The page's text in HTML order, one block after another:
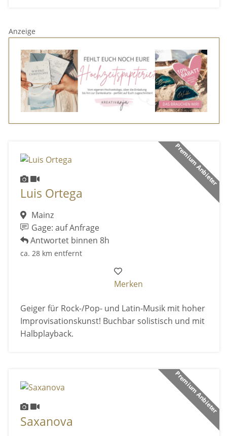
Anzeige
Premium Anbieter
Luis Ortega
Mainz
Gage: auf Anfrage
Antwortet binnen 8h
ca. 28 km entfernt
Merken
Geiger für Rock-/Pop- und Latin-Musik mit hoher
Improvisationskunst! Buchbar solistisch und mit
Halbplayback.
Premium Anbieter
Saxanova